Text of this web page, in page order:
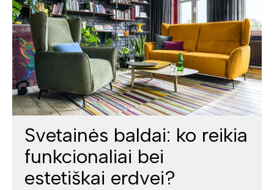
Svetainės baldai: ko reikia
funkcionaliai bei
estetiškai erdvei?